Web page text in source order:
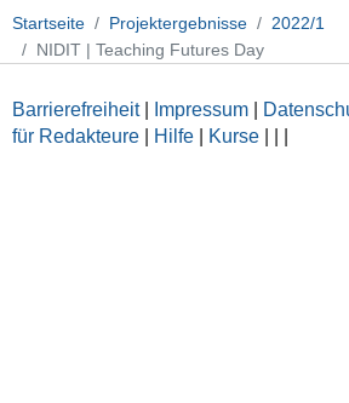
Startseite Projektergebnisse
2022/1
NIDIT | Teaching Futures Day
Barrierefreiheit| Impressum
für Redakteure
Hilfe Kurse